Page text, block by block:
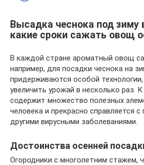
Высадка чеснока под зиму
какие сроки сажать овощ
В каждой стране ароматный овощ
например, для посадки чеснока на
придерживаются особой
увеличить урожай в несколько раз.
содержит множество полезных
человека и прекрасно справляется с
другими вирусными заболеваниями.
Достоинства осенней
Огородники с многолетним стажем,